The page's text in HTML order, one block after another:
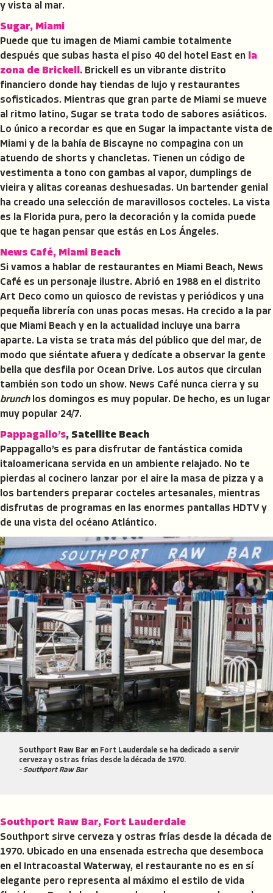
y vista al mar.
Sugar, Miami
Puede que tu imagen de Miami cambie totalmente
después que subas hasta el piso 40 del hotel East en la
zona de Brickell. Brickell es un vibrante distrito
financiero donde hay tiendas de lujo y restaurantes
sofisticados. Mientras que gran parte de Miami se mueve
al ritmo latino, Sugar se trata todo de sabores asiáticos.
Lo único a recordar es que en Sugar la impactante vista de
Miami y de la bahía de Biscayne no compagina con un
atuendo de shorts y chancletas. Tienen un código de
vestimenta a tono con gambas al vapor, dumplings de
vieira y alitas coreanas deshuesadas. Un bartender genial
ha creado una selección de maravillosos cocteles. La vista
es la Florida pura, pero la decoración y la comida puede
que te hagan pensar que estás en Los Ángeles.
News Café, Miami Beach
Si vamos a hablar de restaurantes en Miami Beach, News
Café es un personaje ilustre. Abrió en 1988 en el distrito
Art Deco como un quiosco de revistas y periódicos y una
pequeña librería con unas pocas mesas. Ha crecido a la par
que Miami Beach y en la actualidad incluye una barra
aparte. La vista se trata más del público que del mar, de
modo que siéntate afuera y dedícate a observar la gente
bella que desfila por Ocean Drive. Los autos que circulan
también son todo un show. News Café nunca cierra y su
brunch los domingos es muy popular. De hecho, es un lugar
muy popular 24/7.
Pappagallo’s, Satellite Beach
Pappagallo’s es para disfrutar de fantástica comida
italoamericana servida en un ambiente relajado. No te
pierdas al cocinero lanzar por el aire la masa de pizza y a
los bartenders preparar cocteles artesanales, mientras
disfrutas de programas en las enormes pantallas HDTV y
de una vista del océano Atlántico.
Southport Raw Bar en Fort Lauderdale se ha dedicado a servir
cerveza y ostras frías desde la década de 1970.
- Southport Raw Bar
Southport Raw Bar, Fort Lauderdale
Southport sirve cerveza y ostras frías desde la década de
1970. Ubicado en una ensenada estrecha que desemboca
en el Intracoastal Waterway, el restaurante no es en sí
elegante pero representa al máximo el estilo de vida